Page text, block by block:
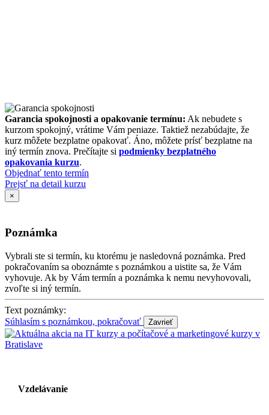
Garancia spokojnosti a opakovanie termínu: Ak nebudete s
kurzom spokojný, vrátime Vám peniaze. Taktiež nezabúdajte, že
kurz môžete bezplatne opakovať. Áno, môžete prísť bezplatne na
iný termín znova. Prečítajte si podmienky bezplatného
opakovania kurzu.
Objednať tento termín
Prejsť na detail kurzu
×
Poznámka
Vybrali ste si termín, ku ktorému je nasledovná poznámka. Pred
pokračovaním sa oboznámte s poznámkou a uistite sa, že Vám
vyhovuje. Ak by Vám termín a poznámka k nemu nevyhovovali,
zvoľte si iný termín.
Text poznámky:
Súhlasím s poznámkou, pokračovať
Vzdelávanie